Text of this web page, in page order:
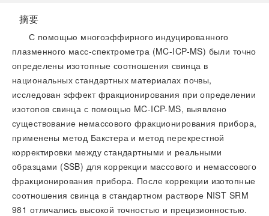
摘要
С помощью многоэффирного индуцированного
плазменного масс-спектрометра (MC-ICP-MS) были точно
определены изотопные соотношения свинца в
национальных стандартных материалах почвы,
исследован эффект фракционирования при определении
изотопов свинца с помощью MC-ICP-MS, выявлено
существование немассового фракционирования прибора,
применены метод Бакстера и метод перекрестной
корректировки между стандартными и реальными
образцами (SSB) для коррекции массового и немассового
фракционирования прибора. После коррекции изотопные
соотношения свинца в стандартном растворе NIST SRM
981 отличались высокой точностью и прецизионностью.